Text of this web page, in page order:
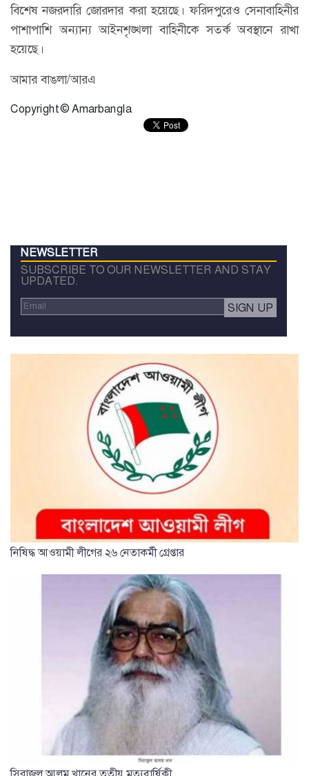
বিশেষ নজরদারি জোরদার করা হয়েছে। ফরিদপুরেও সেনাবাহিনীর
পাশাপাশি অন্যান্য আইনশৃঙ্খলা বাহিনীকে সতর্ক অবস্থানে রাখা
হয়েছে।
আমার বাঙলা/আরএ
Copyright © Amarbangla
NEWSLETTER
SUBSCRIBE TO OUR NEWSLETTER AND STAY
UPDATED.
নিষিদ্ধ আওয়ামী লীগের ২৬ নেতাকর্মী গ্রেপ্তার